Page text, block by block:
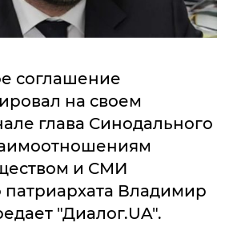
соглашение
на своем
глава Синодального
и СМИ
патриархата Владимир
"Диалог.UA".